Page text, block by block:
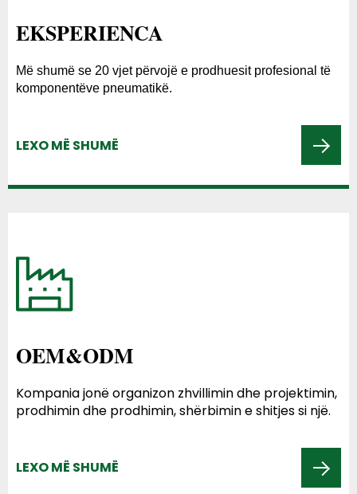
EKSPERIENCA
Më shumë se 20 vjet përvojë e prodhuesit profesional të
komponentëve pneumatikë.
LEXO MË SHUMË
OEM&ODM
Kompania jonë organizon zhvillimin dhe projektimin,
prodhimin dhe prodhimin, shërbimin e shitjes si një.
LEXO MË SHUMË